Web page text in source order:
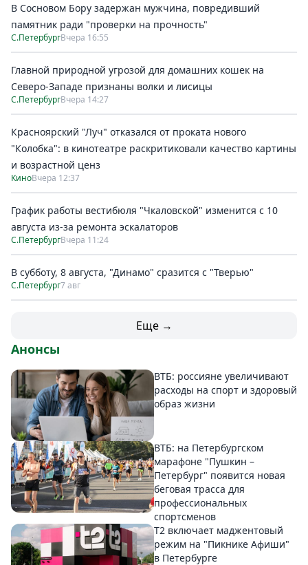
В Сосновом Бору задержан мужчина, повредивший
памятник ради "проверки на прочность"
С.ПетербургВчера 16:55
Главной природной угрозой для домашних кошек на
Северо-Западе признаны волки и лисицы
С.ПетербургВчера 14:27
Красноярский "Луч" отказался от проката нового
"Колобка": в кинотеатре раскритиковали качество картины
и возрастной ценз
КиноВчера 12:37
График работы вестибюля "Чкаловской" изменится с 10
августа из-за ремонта эскалаторов
С.ПетербургВчера 11:24
В субботу, 8 августа, "Динамо" сразится с "Тверью"
С.Петербург7 авг
Еще →
Анонсы
ВТБ: россияне увеличивают
расходы на спорт и здоровый
образ жизни
ВТБ: на Петербургском
марафоне "Пушкин –
Петербург" появится новая
беговая трасса для
профессиональных
спортсменов
Т2 включает маджентовый
режим на "Пикнике Афиши"
в Петербурге